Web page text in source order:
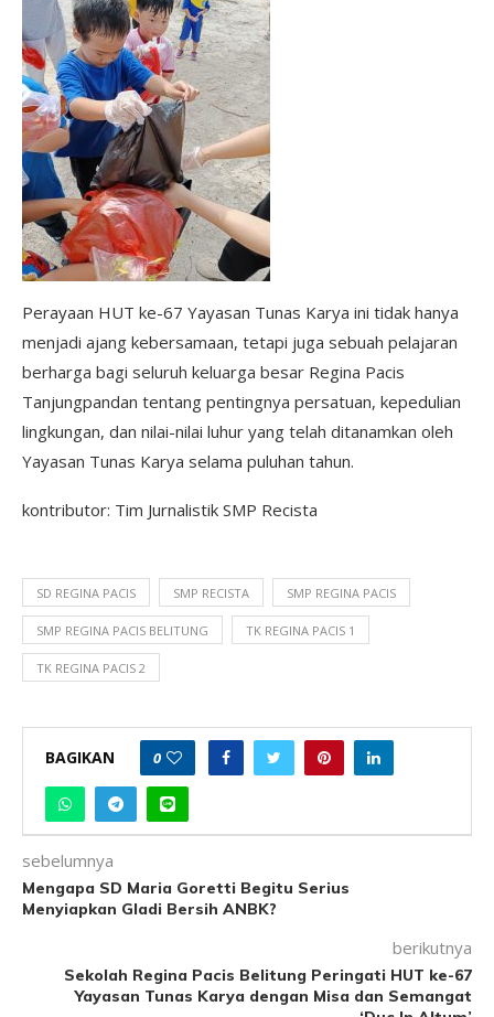
Perayaan HUT ke-67 Yayasan Tunas Karya ini tidak hanya
menjadi ajang kebersamaan, tetapi juga sebuah pelajaran
berharga bagi seluruh keluarga besar Regina Pacis
Tanjungpandan tentang pentingnya persatuan, kepedulian
lingkungan, dan nilai-nilai luhur yang telah ditanamkan oleh
Yayasan Tunas Karya selama puluhan tahun.
kontributor: Tim Jurnalistik SMP Recista
SD REGINA PACIS SMP RECISTA SMP REGINA PACIS
SMP REGINA PACIS BELITUNG TK REGINA PACIS 1
TK REGINA PACIS 2
BAGIKAN 0
sebelumnya
Mengapa SD Maria Goretti Begitu Serius
Menyiapkan Gladi Bersih ANBK?
berikutnya
Sekolah Regina Pacis Belitung Peringati HUT ke-67
Yayasan Tunas Karya dengan Misa dan Semangat